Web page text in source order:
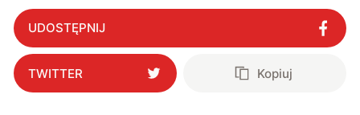
UDOSTĘPNIJ
TWITTER Kopiuj